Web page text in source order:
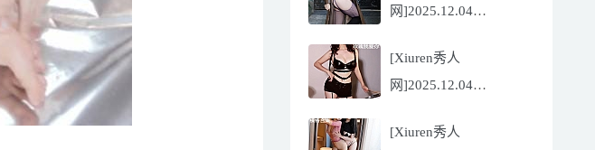
网]2025.12.04
[71P/960.78MB]
[Xiuren秀人
网]2025.12.04
[86P/762.32MB]
[Xiuren秀人